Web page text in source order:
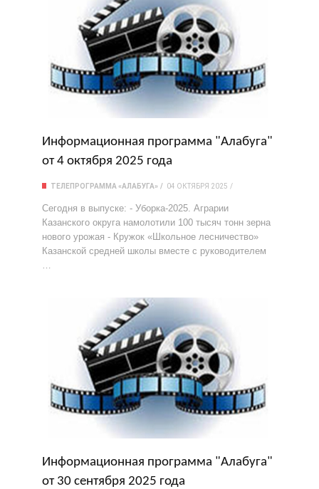
Информационная программа "Алабуга"
от 4 октября 2025 года
ТЕЛЕПРОГРАММА «АЛАБУГА» 04 ОКТЯБРЯ 2025
Сегодня в выпуске: - Уборка-2025. Аграрии
Казанского округа намолотили 100 тысяч тонн зерна
нового урожая - Кружок «Школьное лесничество»
Казанской средней школы вместе с руководителем
…
Информационная программа "Алабуга"
от 30 сентября 2025 года